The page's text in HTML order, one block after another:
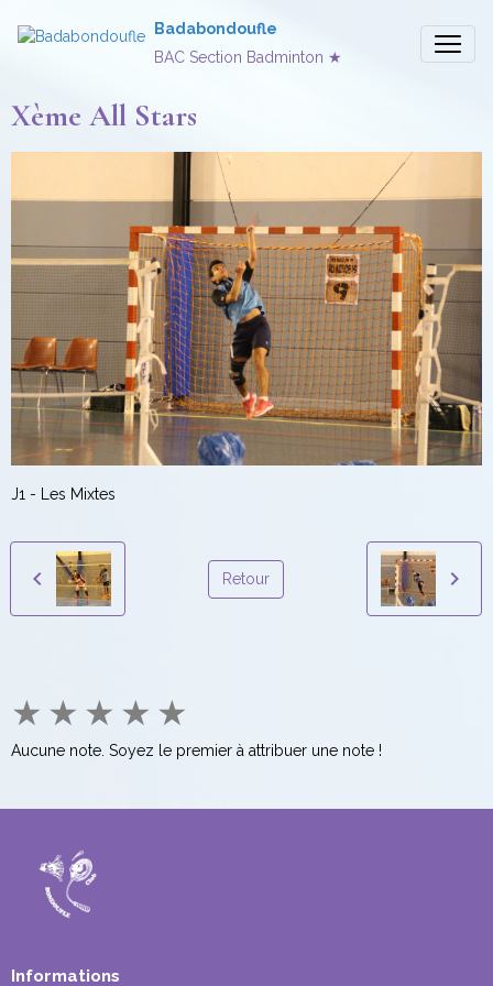
Badabondoufle
BAC Section Badminton ★
Xème All Stars
J1 - Les Mixtes
Retour
★ ★ ★ ★ ★
Aucune note. Soyez le premier à attribuer une note !
Informations